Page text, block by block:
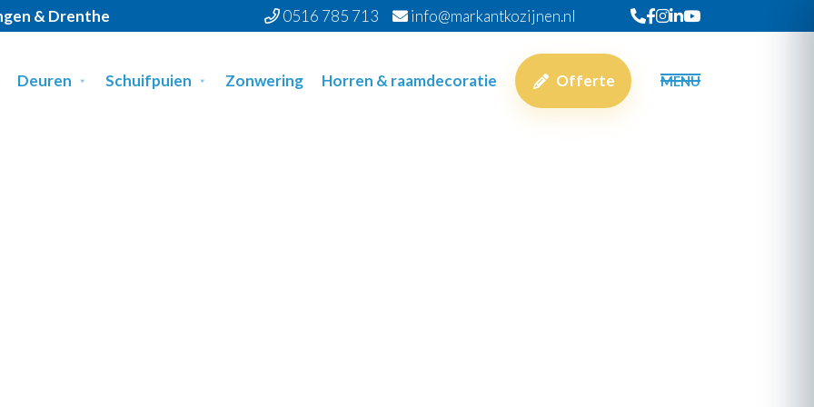
& Drenthe 0516 785 713
info@markantkozijnen.nl
Deuren Schuifpuien Zonwering Horren & raamdecoratie Offerte MENU